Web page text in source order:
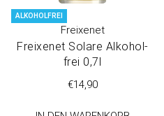
ALKOHOLFREI
Freixenet
Freixenet Sola­re Alko­hol­
frei 0,7l
€14,90